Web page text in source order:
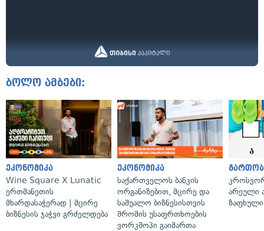
ბოლო ამბები:
ეკონომიკა
Wine Square X Lunatic
ერთმანეთის
მხარდასაჭერად | მცირე
ბიზნესის ჯაჭვი გრძელდება
ეკონომიკა
საქართველოს ბანკის
ორგანიზებით, მცირე და
საშუალო ბიზნესისთვის
შრომის უსაფრთხოების
ვორკშოპი გაიმართა
არეული